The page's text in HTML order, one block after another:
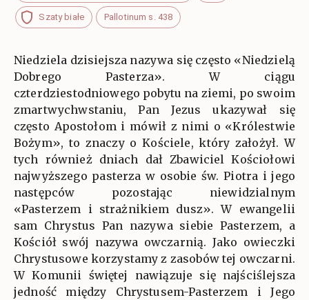
Szaty białe Pallotinum s. 438
Niedziela dzisiejsza nazywa się często «Niedzielą
Dobrego Pasterza». W ciągu
czterdziestodniowego pobytu na ziemi, po swoim
zmartwychwstaniu, Pan Jezus ukazywał się
często Apostołom i mówił z nimi o «Królestwie
Bożym», to znaczy o Kościele, który założył. W
tych również dniach dał Zbawiciel Kościołowi
najwyższego pasterza w osobie św. Piotra i jego
następców pozostając niewidzialnym
«Pasterzem i strażnikiem dusz». W ewangelii
sam Chrystus Pan nazywa siebie Pasterzem, a
Kościół swój nazywa owczarnią. Jako owieczki
Chrystusowe korzystamy z zasobów tej owczarni.
W Komunii świętej nawiązuje się najściślejsza
jedność między Chrystusem-Pasterzem i Jego